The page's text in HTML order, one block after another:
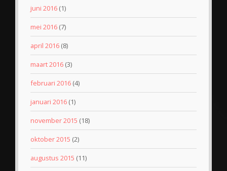
juni 2016 (1)
mei 2016 (7)
april 2016 (8)
maart 2016 (3)
februari 2016 (4)
januari 2016 (1)
november 2015 (18)
oktober 2015 (2)
augustus 2015 (11)